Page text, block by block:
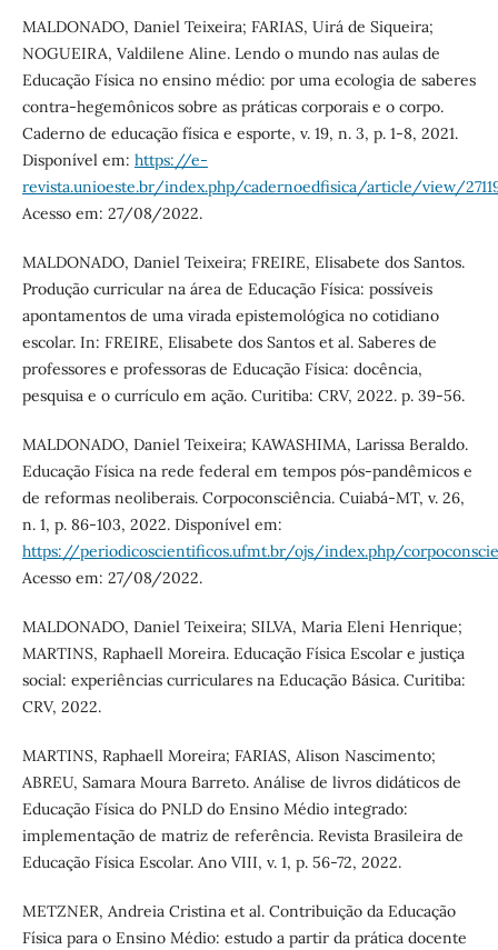
MALDONADO, Daniel Teixeira; FARIAS, Uirá de Siqueira;
NOGUEIRA, Valdilene Aline. Lendo o mundo nas aulas de
Educação Física no ensino médio: por uma ecologia de saberes
contra-hegemônicos sobre as práticas corporais e o corpo.
Caderno de educação física e esporte, v. 19, n. 3, p. 1-8, 2021.
Disponível em: https://e-
revista.unioeste.br/index.php/cadernoedfisica/article/view/
Acesso em: 27/08/2022.
MALDONADO, Daniel Teixeira; FREIRE, Elisabete dos Santos.
Produção curricular na área de Educação Física: possíveis
apontamentos de uma virada epistemológica no cotidiano
escolar. In: FREIRE, Elisabete dos Santos et al. Saberes de
professores e professoras de Educação Física: docência,
pesquisa e o currículo em ação. Curitiba: CRV, 2022. p. 39-56.
MALDONADO, Daniel Teixeira; KAWASHIMA, Larissa Beraldo.
Educação Física na rede federal em tempos pós-pandêmicos e
de reformas neoliberais. Corpoconsciência. Cuiabá-MT, v. 26,
n. 1, p. 86-103, 2022. Disponível em:
https://periodicoscientificos.ufmt.br/ojs/index.php/
Acesso em: 27/08/2022.
MALDONADO, Daniel Teixeira; SILVA, Maria Eleni Henrique;
MARTINS, Raphaell Moreira. Educação Física Escolar e justiça
social: experiências curriculares na Educação Básica. Curitiba:
CRV, 2022.
MARTINS, Raphaell Moreira; FARIAS, Alison Nascimento;
ABREU, Samara Moura Barreto. Análise de livros didáticos de
Educação Física do PNLD do Ensino Médio integrado:
implementação de matriz de referência. Revista Brasileira de
Educação Física Escolar. Ano VIII, v. 1, p. 56-72, 2022.
METZNER, Andreia Cristina et al. Contribuição da Educação
Física para o Ensino Médio: estudo a partir da prática docente